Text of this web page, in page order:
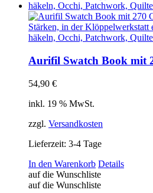
Aurifil Swatch Book mit
54,90 €
inkl. 19 % MwSt.
zzgl. Versandkosten
Lieferzeit: 3-4 Tage
In den Warenkorb Details
auf die Wunschliste
auf die Wunschliste